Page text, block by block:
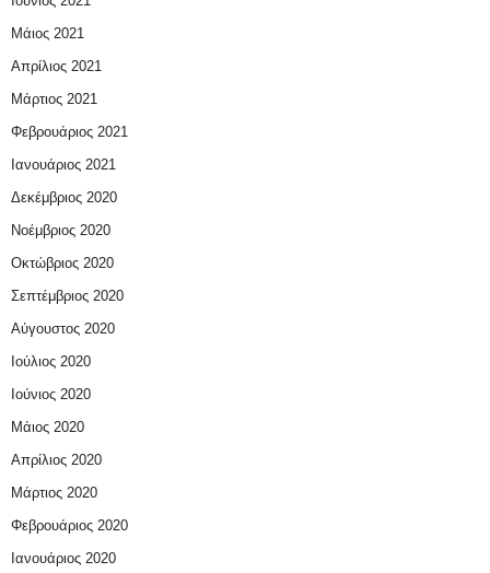
Μάιος 2021
Απρίλιος 2021
Μάρτιος 2021
Φεβρουάριος 2021
Ιανουάριος 2021
Δεκέμβριος 2020
Νοέμβριος 2020
Οκτώβριος 2020
Σεπτέμβριος 2020
Αύγουστος 2020
Ιούλιος 2020
Ιούνιος 2020
Μάιος 2020
Απρίλιος 2020
Μάρτιος 2020
Φεβρουάριος 2020
Ιανουάριος 2020